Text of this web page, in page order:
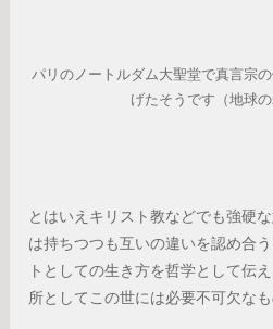
パリのノートルダム大聖堂で真言宗
げたそうです（地球の
とはいえキリスト教などでも強硬
は持ちつつも互いの違いを認め合
トとしての生き方を哲学として伝
所としてこの世には必要不可欠な